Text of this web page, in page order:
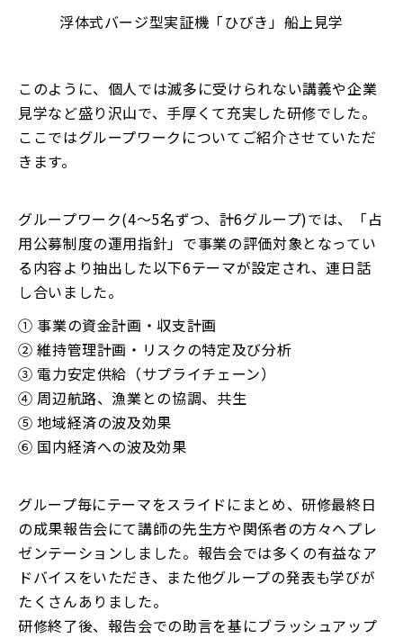
浮体式バージ型実証機「ひびき」船上見学
このように、個人では滅多に受けられない講義や企業
見学など盛り沢山で、手厚くて充実した研修でした。
ここではグループワークについてご紹介させていただ
きます。
グループワーク(4～5名ずつ、計6グループ)では、「占
用公募制度の運用指針」で事業の評価対象となってい
る内容より抽出した以下6テーマが設定され、連日話
し合いました。
① 事業の資金計画・収支計画
② 維持管理計画・リスクの特定及び分析
③ 電力安定供給（サプライチェーン）
④ 周辺航路、漁業との協調、共生
⑤ 地域経済の波及効果
⑥ 国内経済への波及効果
グループ毎にテーマをスライドにまとめ、研修最終日
の成果報告会にて講師の先生方や関係者の方々へプレ
ゼンテーションしました。報告会では多くの有益なア
ドバイスをいただき、また他グループの発表も学びが
たくさんありました。
研修終了後、報告会での助言を基にブラッシュアップ